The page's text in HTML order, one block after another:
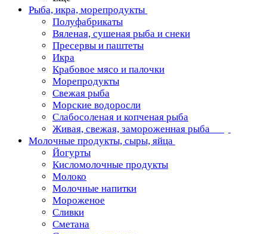
Рыба, икра, морепродукты
Полуфабрикаты
Вяленая, сушеная рыба и снеки
Пресервы и паштеты
Икра
Крабовое мясо и палочки
Морепродукты
Свежая рыба
Морские водоросли
Слабосоленая и копченая рыба
Живая, свежая, замороженная рыба
Молочные продукты, сыры, яйца
Йогурты
Кисломолочные продукты
Молоко
Молочные напитки
Мороженое
Сливки
Сметана